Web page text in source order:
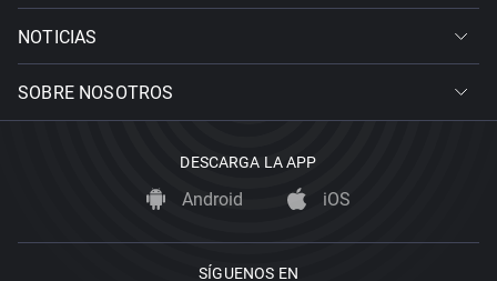
NOTICIAS
SOBRE NOSOTROS
DESCARGA LA APP
Android iOS
SÍGUENOS EN